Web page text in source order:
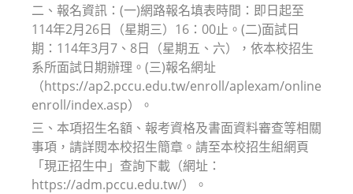
二、報名資訊：(一)網路報名填表時間：即日起至
114年2月26日（星期三）16：00止。(二)面試日
期：114年3月7、8日（星期五、六），依本校招生
系所面試日期辦理。(三)報名網址
（https://ap2.pccu.edu.tw/enroll/aplexam/online
enroll/index.asp）。
三、本項招生名額、報考資格及書面資料審查等相關
事項，請詳閱本校招生簡章。請至本校招生組網頁
「現正招生中」查詢下載（網址：
https://adm.pccu.edu.tw/）。